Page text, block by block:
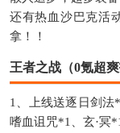
还有热血沙巴克活
拿！！
王者之战（0氪超
1、上线送逐日剑法
嗜血诅咒*1、玄·冥